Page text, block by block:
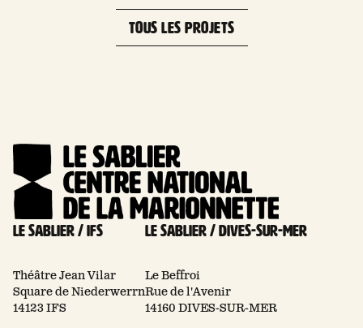
TOUS LES PROJETS
Le Sablier / Ifs
Théâtre Jean Vilar
Square de Niederwerrn
14123 IFS
Le Sablier / Dives-sur-mer
Le Beffroi
Rue de l'Avenir
14160 DIVES-SUR-MER